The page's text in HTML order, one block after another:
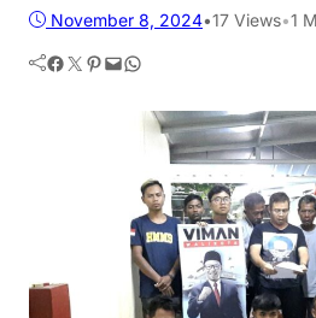
November 8, 2024•17 Views•1
Facebook Twitter Pinterest Mail WhatsApp